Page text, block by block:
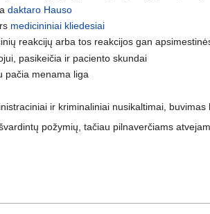
daktaro Hauso
medicininiai kliedesiai
reakcijų arba tos reakcijos gan
pasikeičia ir paciento skundai
pačia menama liga
ir kriminaliniai nusikaltimai, buvimas
požymių, tačiau pilnaverčiams